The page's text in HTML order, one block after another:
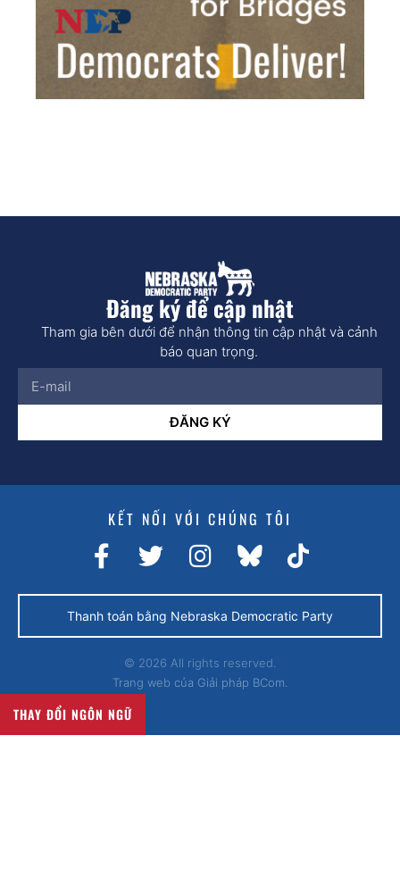
Đăng ký để cập nhật
Tham gia bên dưới để nhận thông tin cập nhật và cảnh
báo quan trọng.
ĐĂNG KÝ
KẾT NỐI VỚI CHÚNG TÔI
Thanh toán bằng Nebraska Democratic Party
© 2026 All rights reserved.
Trang web của Giải pháp BCom.
THAY ĐỔI NGÔN NGỮ